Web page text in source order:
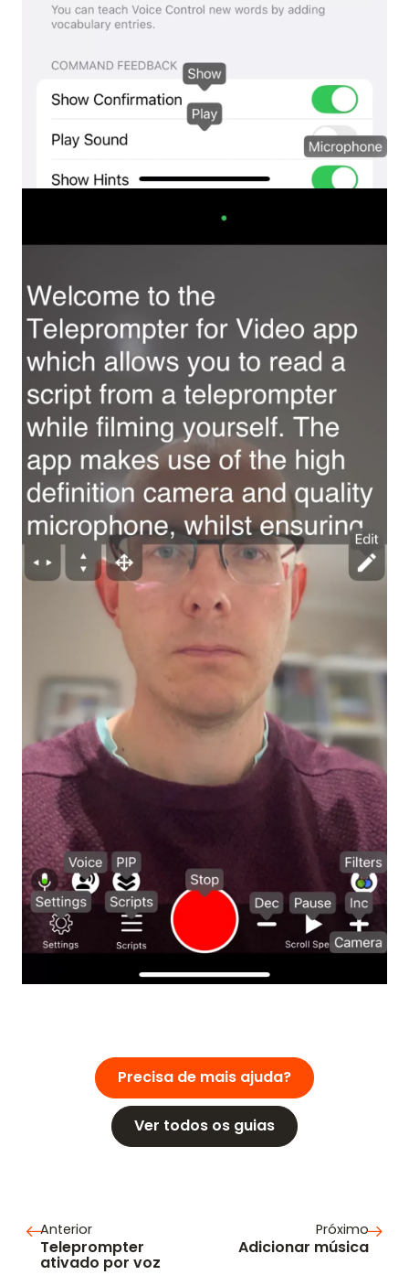
AVALIAÇÕES
VÍDEO
SUPORTE
GUIAS E PERGUNTAS FREQUENTES
ESQUECI MINHA SENHA
ENTRE EM CONTATO
BLOG
ENGLISHGERMANFRENCHSPANISHDUTCHITALIANPORTUGUESE
Precisa de mais ajuda?
Ver todos os guias
Anterior
Teleprompter
ativado por voz
Próximo
Adicionar música